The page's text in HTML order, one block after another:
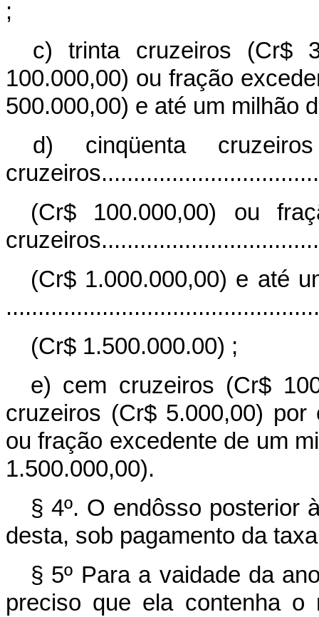
;
c) trinta cruzeiros (Cr$
100.000,00) ou fração
500.000,00) e até um milhão
d) cinqüenta
(Cr$ 100.000,00) ou
(Cr$ 1.000.000,00) e até
(Cr$ 1.500.000.00) ;
e) cem cruzeiros (Cr$
cruzeiros (Cr$ 5.000,00)
ou fração excedente de um
1.500.000,00).
§ 4º. O endôsso posterior
desta, sob pagamento da
§ 5º Para a vaidade da
preciso que ela contenha